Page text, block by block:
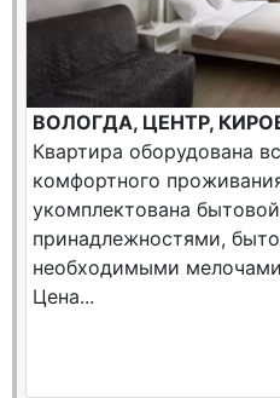
ВОЛОГДА, ЦЕНТР,
Квартира оборудована
комфортного
укомплектована
принадлежностями,
необходимыми
Цена...